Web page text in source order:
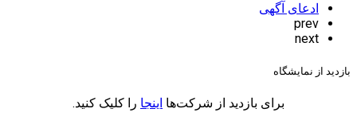
ادعای آگهی
prev
next
بازدید از نمایشگاه
برای بازدید از شرکت‌ها اینجا را کلیک کنید.